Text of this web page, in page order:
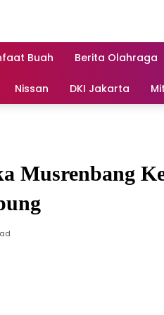
Buah Berita Olahraga
Nissan DKI Jakarta
Musrenbang